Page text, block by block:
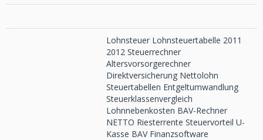
Lohnsteuer Lohnsteuertabelle 2011
2012 Steuerrechner
Altersvorsorgerechner
Direktversicherung Nettolohn
Steuertabellen Entgeltumwandlung
Steuerklassenvergleich
Lohnnebenkosten BAV-Rechner
NETTO Riesterrente Steuervorteil U-
Kasse BAV Finanzsoftware